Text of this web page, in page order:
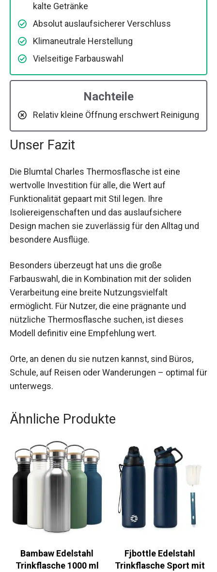
kalte Getränke
Absolut auslaufsicherer Verschluss
Klimaneutrale Herstellung
Vielseitige Farbauswahl
Nachteile
Relativ kleine Öffnung erschwert Reinigung
Unser Fazit
Die Blumtal Charles Thermosflasche ist eine
wertvolle Investition für alle, die Wert auf
Funktionalität gepaart mit Stil legen. Ihre
Isoliereigenschaften und das auslaufsichere
Design machen sie zuverlässig für den Alltag und
besondere Ausflüge.
Besonders überzeugt hat uns die große
Farbauswahl, die in Kombination mit der soliden
Verarbeitung eine breite Nutzungsvielfalt
ermöglicht. Für Nutzer, die eine prägnante und
nützliche Thermosflasche suchen, ist dieses
Modell definitiv eine Empfehlung wert.
Orte, an denen du sie nutzen kannst, sind Büros,
Schule, auf Reisen oder Wanderungen – optimal für
unterwegs.
Ähnliche Produkte
Bambaw Edelstahl
Trinkflasche 1000 ml
Fjbottle Edelstahl
Trinkflasche Sport mit